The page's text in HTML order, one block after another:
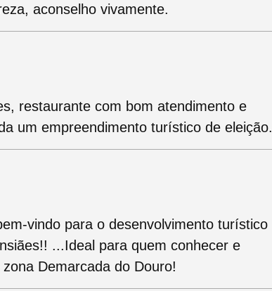
aconselho vivamente.
restaurante com bom atendimento e
um empreendimento turístico de eleição.
vindo para o desenvolvimento turístico
...Ideal para quem conhecer e
Demarcada do Douro!